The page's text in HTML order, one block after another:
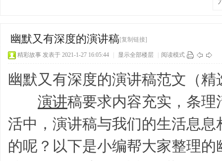
幽默又有深度的演讲稿 [复制链接]
精彩故事 发表于 2021-1-27 16:05:44 显示全部楼层 阅读模式
幽默又有深度的演讲稿范文（精
演讲稿要求内容充实，条
活中，演讲稿与我们的生活息
的呢？以下是小编帮大家整理